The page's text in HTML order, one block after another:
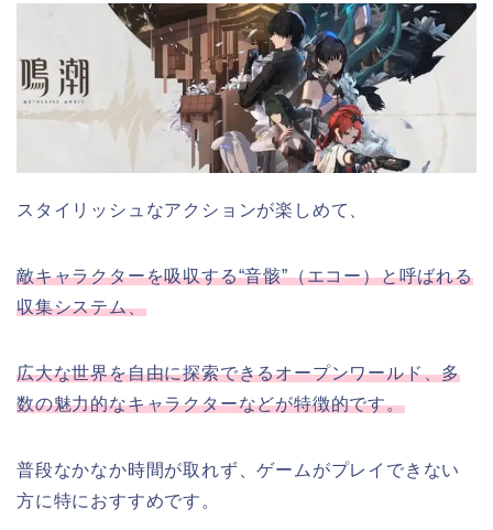
スタイリッシュなアクションが楽しめて、
敵キャラクターを吸収する“音骸”（エコー）と呼ばれる
収集システム、
広大な世界を自由に探索できるオープンワールド、多
数の魅力的なキャラクターなどが特徴的です。
普段なかなか時間が取れず、ゲームがプレイできない
方に特におすすめです。